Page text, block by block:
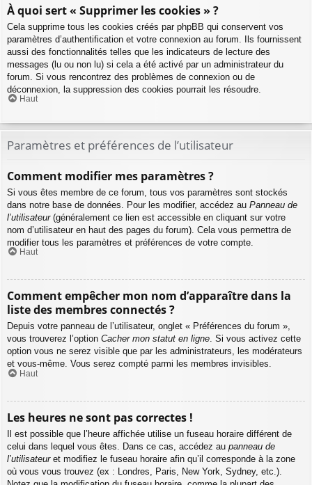
À quoi sert « Supprimer les cookies » ?
Cela supprime tous les cookies créés par phpBB qui conservent vos
paramètres d’authentification et votre connexion au forum. Ils fournissent
aussi des fonctionnalités telles que les indicateurs de lecture des
messages (lu ou non lu) si cela a été activé par un administrateur du
forum. Si vous rencontrez des problèmes de connexion ou de
déconnexion, la suppression des cookies pourrait les résoudre.
Haut
Paramètres et préférences de l’utilisateur
Comment modifier mes paramètres ?
Si vous êtes membre de ce forum, tous vos paramètres sont stockés
dans notre base de données. Pour les modifier, accédez au Panneau de
l’utilisateur(généralement ce lien est accessible en cliquant sur votre
nom d’utilisateur en haut des pages du forum). Cela vous permettra de
modifier tous les paramètres et préférences de votre compte.
Haut
Comment empêcher mon nom d’apparaître dans la
liste des membres connectés ?
Depuis votre panneau de l’utilisateur, onglet « Préférences du forum »,
vous trouverez l’option Cacher mon statut en ligne. Si vous activez cette
option vous ne serez visible que par les administrateurs, les modérateurs
et vous-même. Vous serez compté parmi les membres invisibles.
Haut
Les heures ne sont pas correctes !
Il est possible que l’heure affichée utilise un fuseau horaire différent de
celui dans lequel vous êtes. Dans ce cas, accédez au panneau de
l’utilisateuret modifiez le fuseau horaire afin qu’il corresponde à la zone
où vous vous trouvez (ex : Londres, Paris, New York, Sydney, etc.).